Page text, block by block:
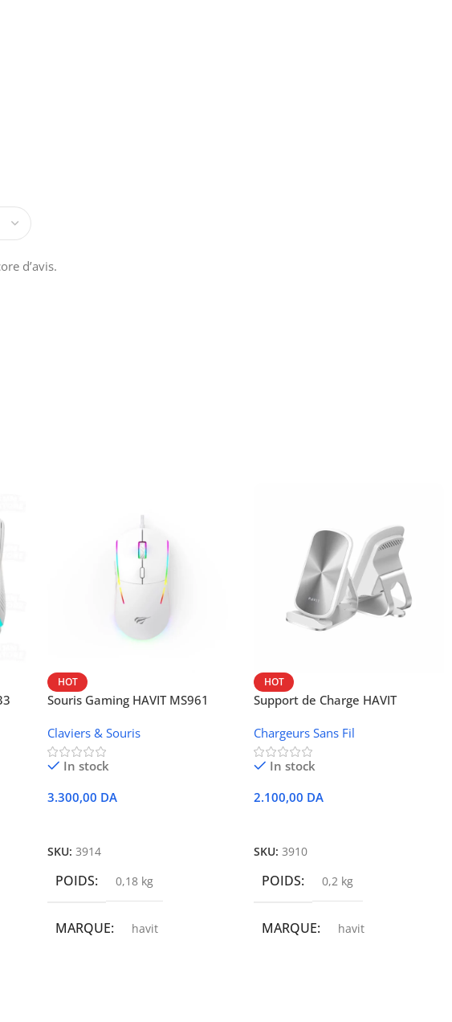
d’avis.
HOT
Souris Gaming HAVIT MS961
Claviers & Souris
In stock
3.300,00 DA
SKU:3914
POIDS 0,18 kg
MARQUE havit
HOT
Support de Charge HAVIT
Chargeurs Sans Fil
In stock
2.100,00 DA
SKU:3910
POIDS 0,2 kg
MARQUE havit